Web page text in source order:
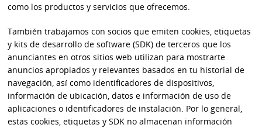
como los productos y servicios que ofrecemos.
También trabajamos con socios que emiten cookies, etiquetas
y kits de desarrollo de software (SDK) de terceros que los
anunciantes en otros sitios web utilizan para mostrarte
anuncios apropiados y relevantes basados ​​en tu historial de
navegación, así como identificadores de dispositivos,
información de ubicación, datos e información de uso de
aplicaciones o identificadores de instalación. Por lo general,
estas cookies, etiquetas y SDK no almacenan información